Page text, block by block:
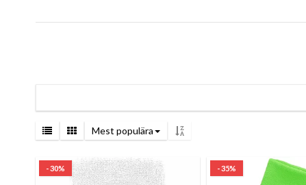
Mest populära
- 30% - 35%